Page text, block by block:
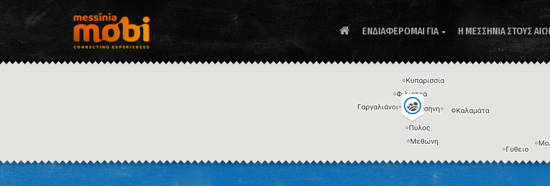
ΕΝΔΙΑΦΕΡΟΜΑΙ ΓΙΑ  Η ΜΕΣΣΗΝΙΑ ΣΤΟΥΣ